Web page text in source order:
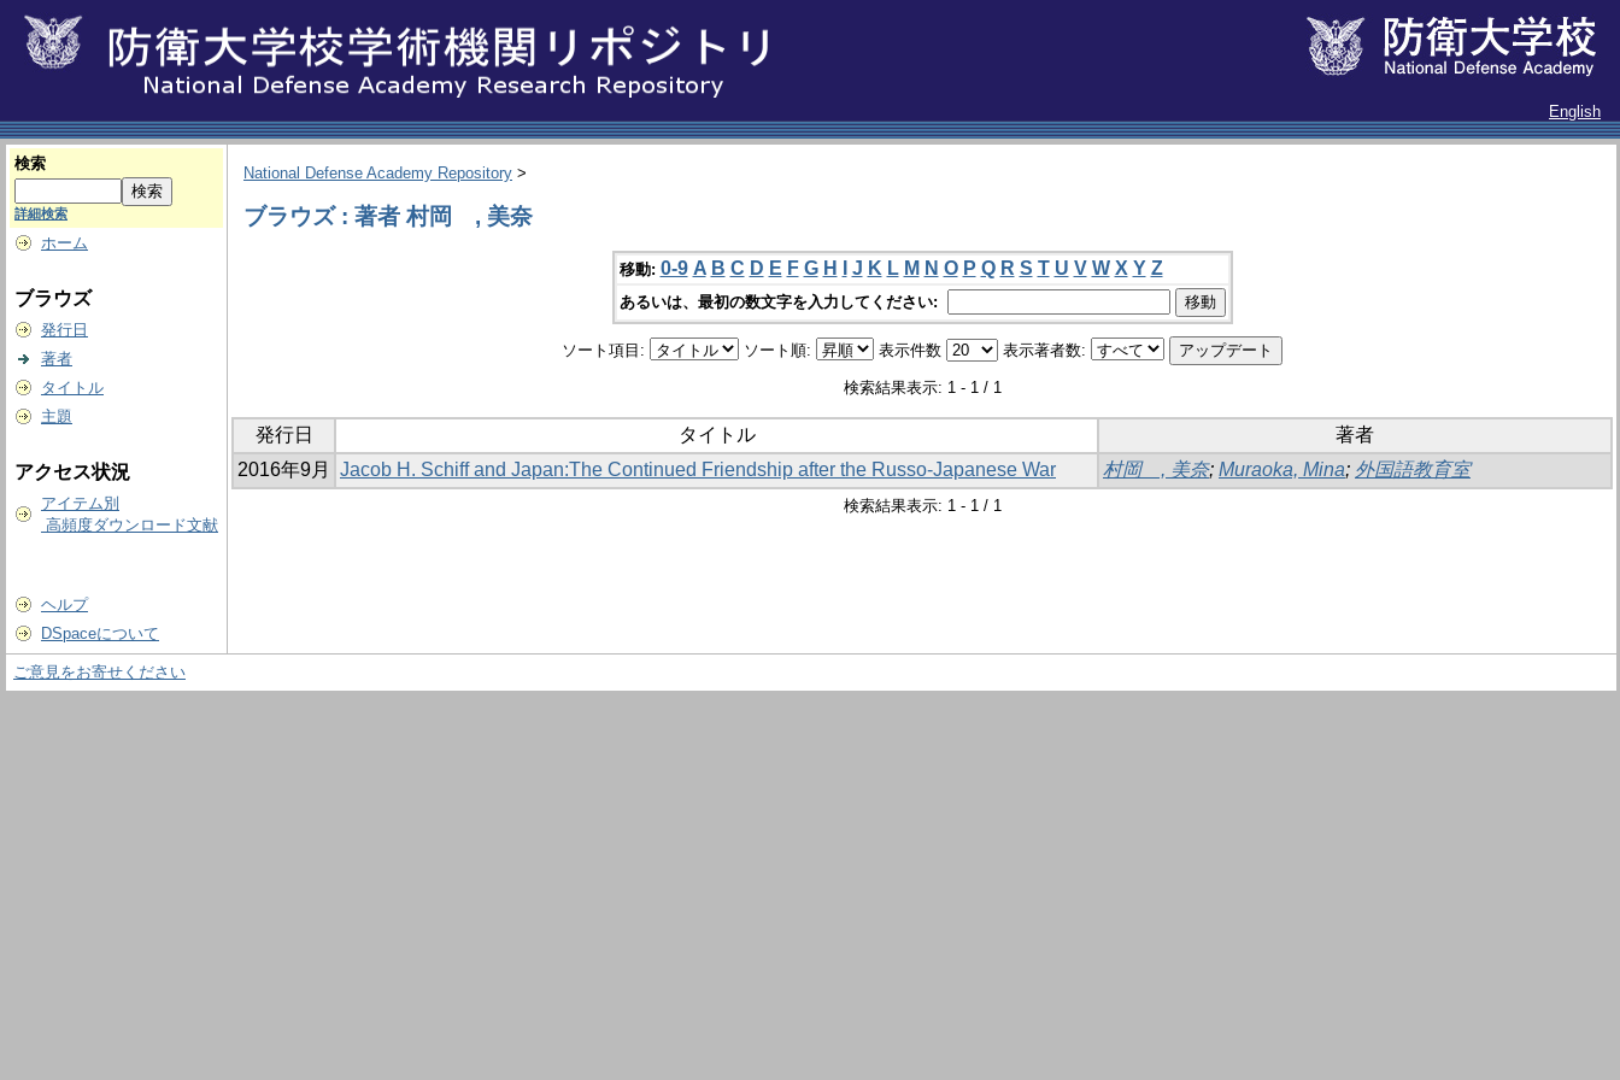
English
検索
詳細検索
ホーム
ブラウズ
発行日
著者
タイトル
主題
アクセス状況
アイテム別
高頻度ダウンロード文献
ヘルプ
DSpaceについて
National Defense Academy Repository >
ブラウズ : 著者 村岡 , 美奈
移動: 0-9 A B C D E F G H J K L M N O P Q R S T U V W X Y Z
あるいは、最初の数文字を入力してください:
ソート項目: ソート順: 表示件数 表示著者数:
検索結果表示: 1 - 1 / 1
発行日 タイトル
著者
2016年9月
Jacob H. Schiff and Japan:The Continued Friendship after the Russo-Japanese War 村岡 , 美奈; Muraoka, Mina; 外国語教育室
検索結果表示: 1 - 1 / 1
ご意見をお寄せください